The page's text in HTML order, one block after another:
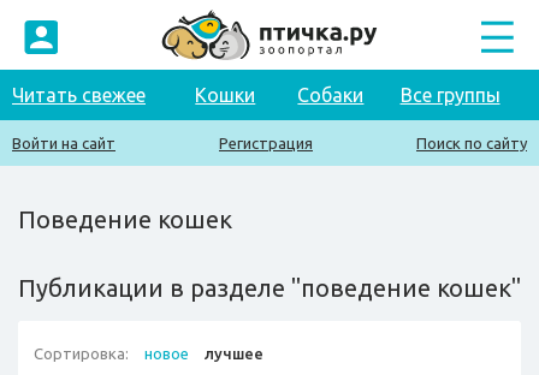
Читать свежее Кошки Собаки Все группы
Войти на сайт Регистрация Поиск по сайту
Поведение кошек
Публикации в разделе "поведение кошек"
Сортировка: новое лучшее